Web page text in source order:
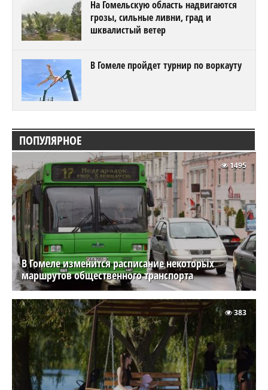
На Гомельскую область надвигаются
грозы, сильные ливни, град и
шквалистый ветер
В Гомеле пройдет турнир по воркауту
ПОПУЛЯРНОЕ
В Гомеле изменится расписание некоторых
маршрутов общественного транспорта
1495
383